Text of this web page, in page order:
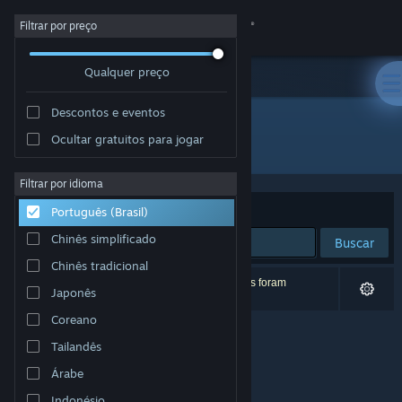
Iniciar sessão
Sobre
Suporte
Alterar idioma
Baixe o aplicativo móvel do Steam
Ver versão para computadores
Filtrar por preço
Qualquer preço
Descontos e eventos
Ocultar gratuitos para jogar
Filtrar por idioma
Português (Brasil)
Chinês simplificado
Chinês tradicional
Japonês
Coreano
Tailandês
Árabe
Desenvolvedor: Studio SyndiCat
Ordenar por Relevância
Buscar
0 resultados correspondem à sua busca. 6 títulos foram
excluídos de acordo com as suas preferências.